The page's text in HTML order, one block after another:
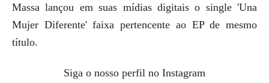
Massa lançou em suas mídias digitais o single 'Una
Mujer Diferente' faixa pertencente ao EP de mesmo
título.
Siga o nosso perfil no Instagram